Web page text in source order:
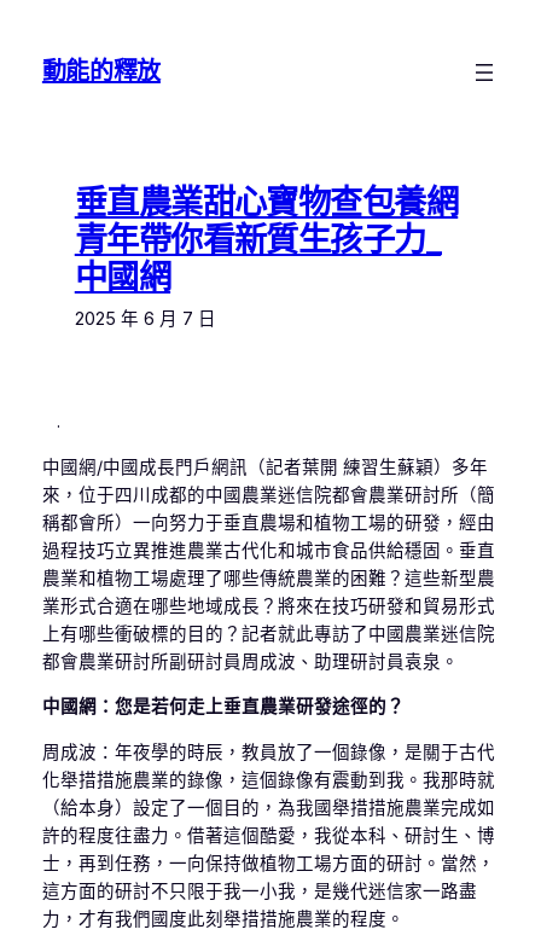
動能的釋放
垂直農業甜心寶物查包養網
青年帶你看新質生孩子力_
中國網
2025 年 6 月 7 日
.
中國網/中國成長門戶網訊（記者葉開 練習生蘇穎）多年
來，位于四川成都的中國農業迷信院都會農業研討所（簡
稱都會所）一向努力于垂直農場和植物工場的研發，經由
過程技巧立異推進農業古代化和城市食品供給穩固。垂直
農業和植物工場處理了哪些傳統農業的困難？這些新型農
業形式合適在哪些地域成長？將來在技巧研發和貿易形式
上有哪些衝破標的目的？記者就此專訪了中國農業迷信院
都會農業研討所副研討員周成波、助理研討員袁泉。
中國網：您是若何走上垂直農業研發途徑的？
周成波：年夜學的時辰，教員放了一個錄像，是關于古代
化舉措措施農業的錄像，這個錄像有震動到我。我那時就
（給本身）設定了一個目的，為我國舉措措施農業完成如
許的程度往盡力。借著這個酷愛，我從本科、研討生、博
士，再到任務，一向保持做植物工場方面的研討。當然，
這方面的研討不只限于我一小我，是幾代迷信家一路盡
力，才有我們國度此刻舉措措施農業的程度。